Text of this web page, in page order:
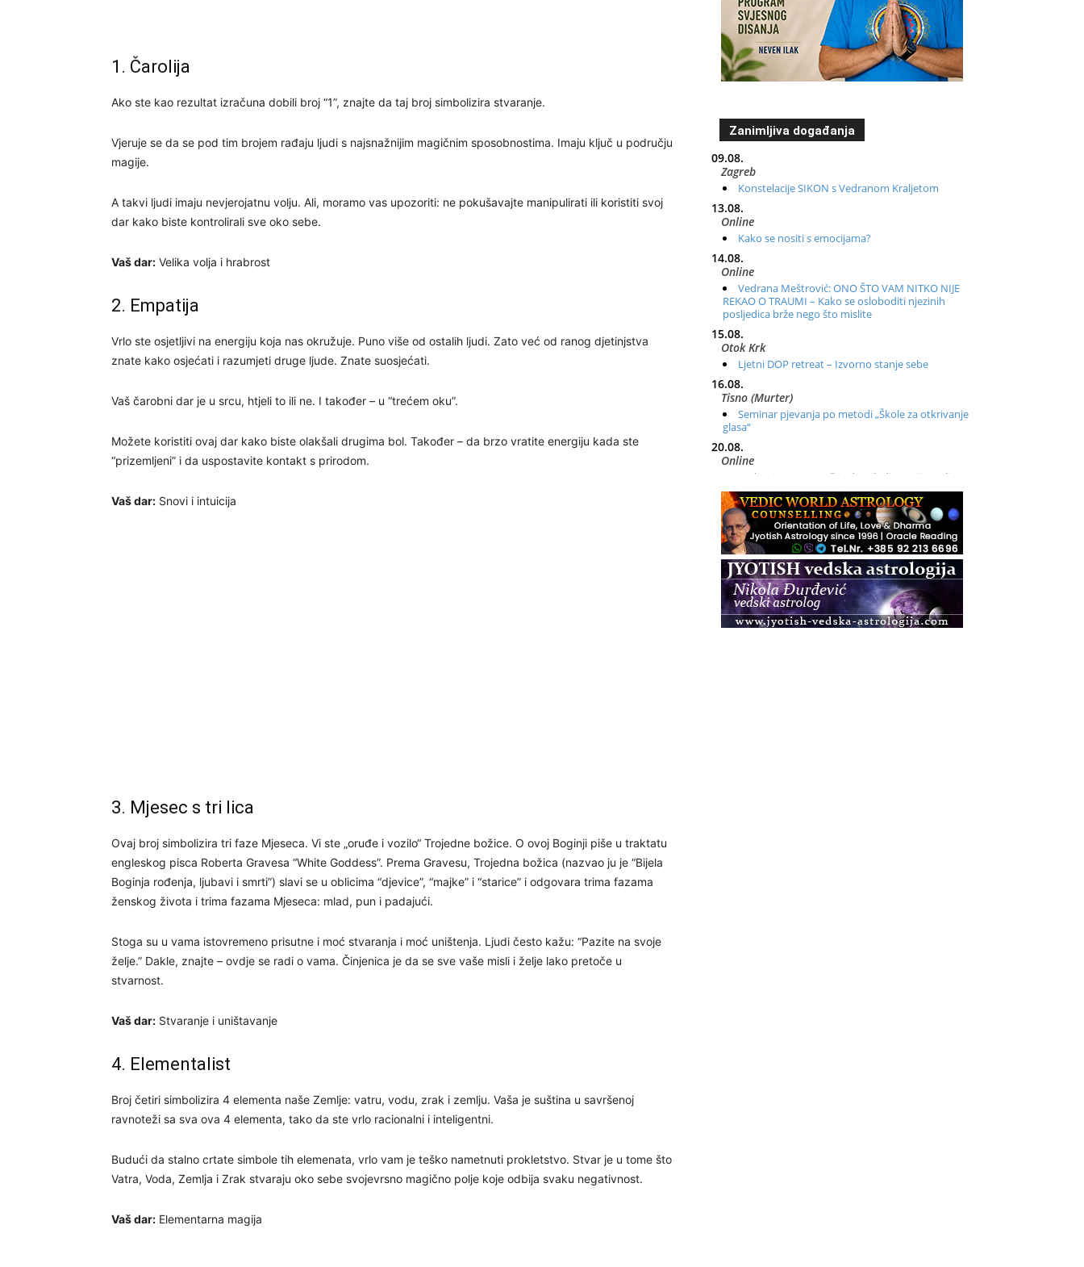
1. Čarolija
Ako ste kao rezultat izračuna dobili broj “1”, znajte da taj broj simbolizira stvaranje.
Vjeruje se da se pod tim brojem rađaju ljudi s najsnažnijim magičnim sposobnostima. Imaju ključ u području
magije.
A takvi ljudi imaju nevjerojatnu volju. Ali, moramo vas upozoriti: ne pokušavajte manipulirati ili koristiti svoj
dar kako biste kontrolirali sve oko sebe.
Vaš dar: Velika volja i hrabrost
2. Empatija
Vrlo ste osjetljivi na energiju koja nas okružuje. Puno više od ostalih ljudi. Zato već od ranog djetinjstva
znate kako osjećati i razumjeti druge ljude. Znate suosjećati.
Vaš čarobni dar je u srcu, htjeli to ili ne. I također – u “trećem oku”.
Možete koristiti ovaj dar kako biste olakšali drugima bol. Također – da brzo vratite energiju kada ste
“prizemljeni” i da uspostavite kontakt s prirodom.
Vaš dar: Snovi i intuicija
3. Mjesec s tri lica
Ovaj broj simbolizira tri faze Mjeseca. Vi ste „oruđe i vozilo“ Trojedne božice. O ovoj Boginji piše u traktatu
engleskog pisca Roberta Gravesa “White Goddess”. Prema Gravesu, Trojedna božica (nazvao ju je “Bijela
Boginja rođenja, ljubavi i smrti”) slavi se u oblicima “djevice”, “majke” i “starice” i odgovara trima fazama
ženskog života i trima fazama Mjeseca: mlad, pun i padajući.
Stoga su u vama istovremeno prisutne i moć stvaranja i moć uništenja. Ljudi često kažu: “Pazite na svoje
želje.” Dakle, znajte – ovdje se radi o vama. Činjenica je da se sve vaše misli i želje lako pretoče u
stvarnost.
Vaš dar: Stvaranje i uništavanje
4. Elementalist
Broj četiri simbolizira 4 elementa naše Zemlje: vatru, vodu, zrak i zemlju. Vaša je suština u savršenoj
ravnoteži sa sva ova 4 elementa, tako da ste vrlo racionalni i inteligentni.
Budući da stalno crtate simbole tih elemenata, vrlo vam je teško nametnuti prokletstvo. Stvar je u tome što
Vatra, Voda, Zemlja i Zrak stvaraju oko sebe svojevrsno magično polje koje odbija svaku negativnost.
Vaš dar: Elementarna magija
Zanimljiva događanja
09.08.
Zagreb
Konstelacije SIKON s Vedranom Kraljetom
13.08.
Online
Kako se nositi s emocijama?
14.08.
Online
Vedrana Meštrović: ONO ŠTO VAM NITKO NIJE
REKAO O TRAUMI – Kako se osloboditi njezinih
posljedica brže nego što mislite
15.08.
Otok Krk
Ljetni DOP retreat – Izvorno stanje sebe
16.08.
Tisno (Murter)
Seminar pjevanja po metodi „Škole za otkrivanje
glasa“
20.08.
Online
Radionica: Pomagači iz drugih dimenzija Online –
otvoreno za sve
21.08.
Zagreb+Online
Osnovni ThetaHealing® tečaj, Zagreb i Online
22.08.
Zagreb
Osnovna radionica za izscjeljivanje pranom (Basic
Pranic Healing course)
Pula